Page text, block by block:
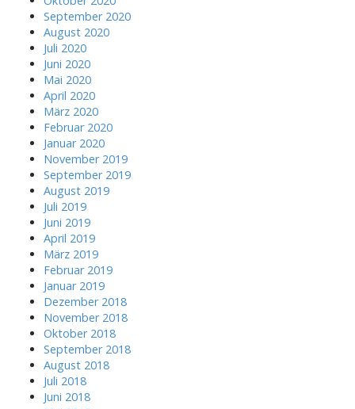
September 2020
August 2020
Juli 2020
Juni 2020
Mai 2020
April 2020
März 2020
Februar 2020
Januar 2020
November 2019
September 2019
August 2019
Juli 2019
Juni 2019
April 2019
März 2019
Februar 2019
Januar 2019
Dezember 2018
November 2018
Oktober 2018
September 2018
August 2018
Juli 2018
Juni 2018